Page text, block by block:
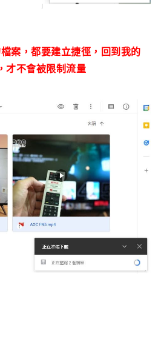
案，都要建立捷徑，回到我的
才不會被限制流量